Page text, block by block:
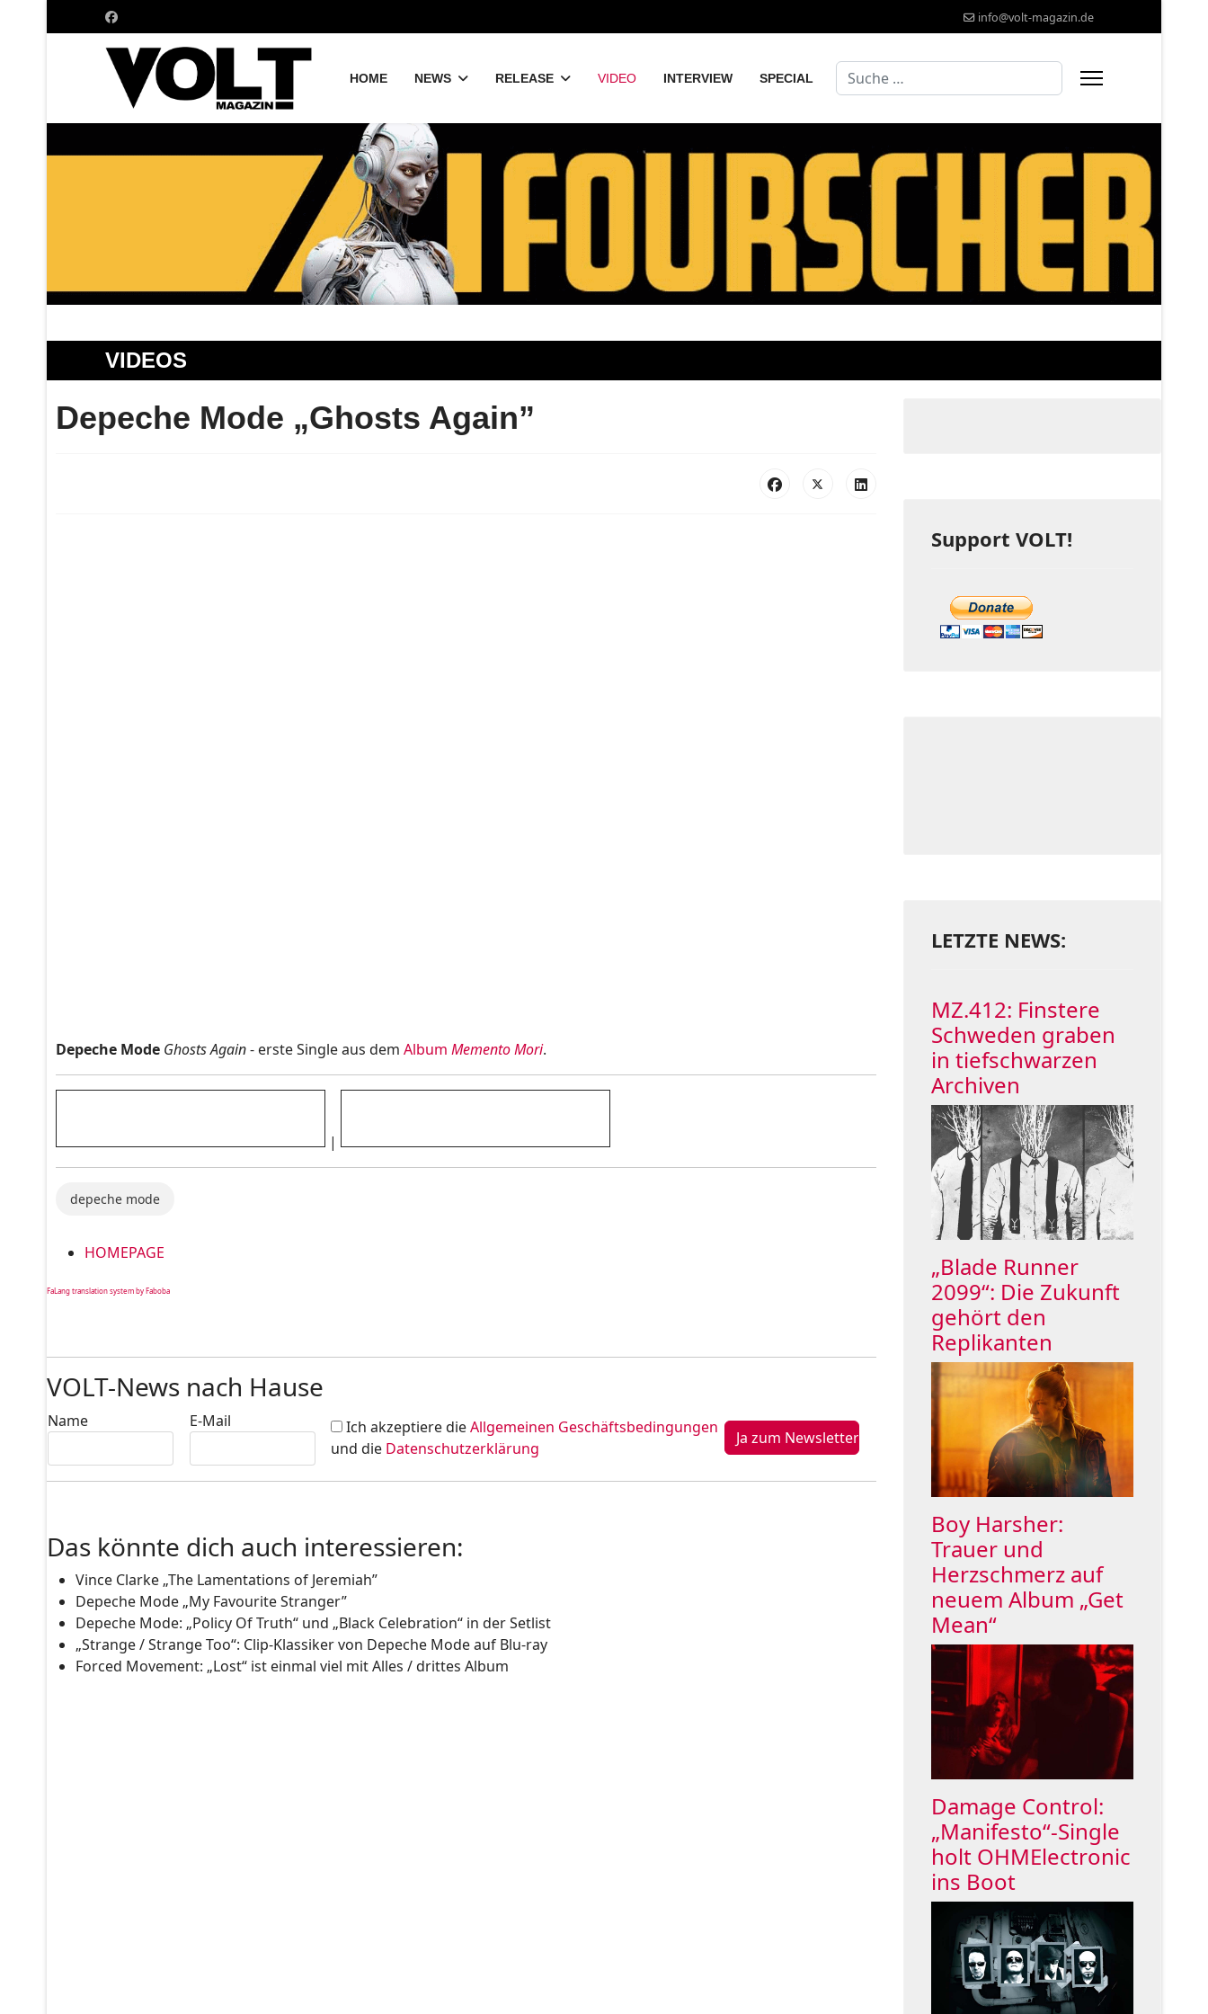
info@volt-magazin.de
HOME NEWS RELEASE VIDEO INTERVIEW SPECIAL Suchen
VIDEOS
Depeche Mode „Ghosts Again”
Depeche Mode Ghosts Again- erste Single aus dem Album Memento Mori.
|
depeche mode
HOMEPAGE
FaLang translation system by Faboba
VOLT-News nach Hause
Name E-Mail Ich akzeptiere dieAllgemeinen Geschäftsbedingungen
und die Datenschutzerklärung
Das könnte dich auch interessieren:
Vince Clarke „The Lamentations of Jeremiah”
Depeche Mode „My Favourite Stranger”
Depeche Mode: „Policy Of Truth“ und „Black Celebration“ in der Setlist
„Strange / Strange Too“: Clip-Klassiker von Depeche Mode auf Blu-ray
Forced Movement: „Lost“ ist einmal viel mit Alles / drittes Album
Support VOLT!
LETZTE NEWS:
MZ.412: Finstere
Schweden graben
in tiefschwarzen
Archiven
„Blade Runner
2099“: Die Zukunft
gehört den
Replikanten
Boy Harsher:
Trauer und
Herzschmerz auf
neuem Album „Get
Mean“
Damage Control:
„Manifesto“-Single
holt OHMElectronic
ins Boot